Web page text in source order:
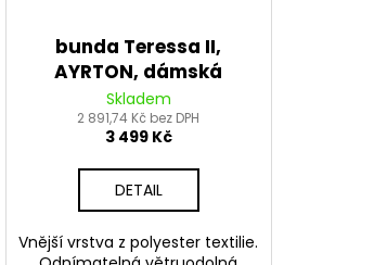
bunda Teressa II,
AYRTON, dámská
(světle šedá/žlutá fluo/
šedá/černá) 2026
Skladem
2 891,74 Kč bez DPH
3 499 Kč
DETAIL
Vnější vrstva z polyester textilie.